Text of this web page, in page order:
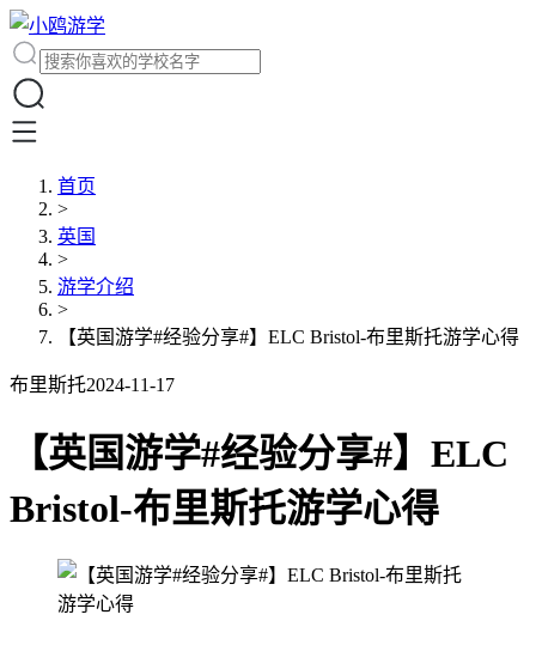
首页
>
英国
>
游学介绍
>
【英国游学#经验分享#】ELC Bristol-布里斯托游学心得
布里斯托2024-11-17
【英国游学#经验分享#】ELC
Bristol-布里斯托游学心得